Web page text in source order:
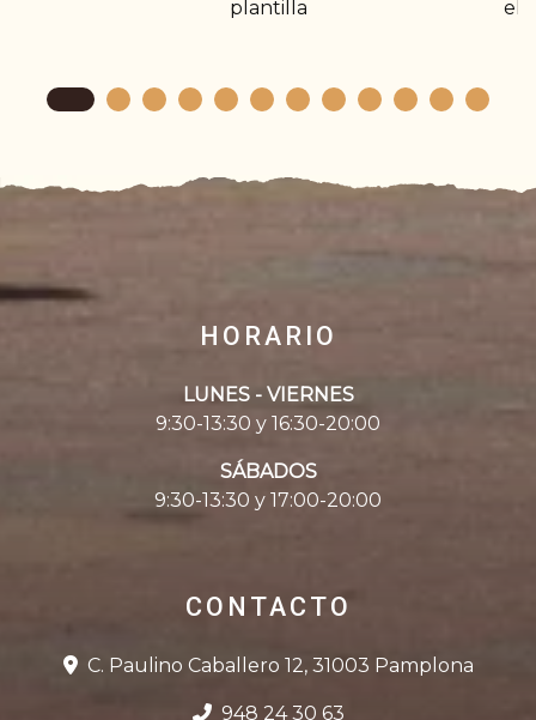
plantilla
HORARIO
LUNES - VIERNES
9:30-13:30 y 16:30-20:00
SÁBADOS
9:30-13:30 y 17:00-20:00
CONTACTO
C. Paulino Caballero 12, 31003 Pamplona
948 24 30 63